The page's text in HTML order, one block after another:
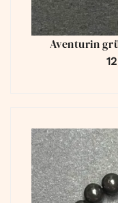
Aventurin